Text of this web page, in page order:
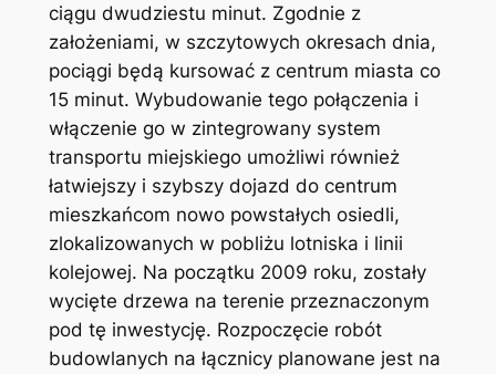
ciągu dwudziestu minut. Zgodnie z
założeniami, w szczytowych okresach dnia,
pociągi będą kursować z centrum miasta co
15 minut. Wybudowanie tego połączenia i
włączenie go w zintegrowany system
transportu miejskiego umożliwi również
łatwiejszy i szybszy dojazd do centrum
mieszkańcom nowo powstałych osiedli,
zlokalizowanych w pobliżu lotniska i linii
kolejowej. Na początku 2009 roku, zostały
wycięte drzewa na terenie przeznaczonym
pod tę inwestycję. Rozpoczęcie robót
budowlanych na łącznicy planowane jest na